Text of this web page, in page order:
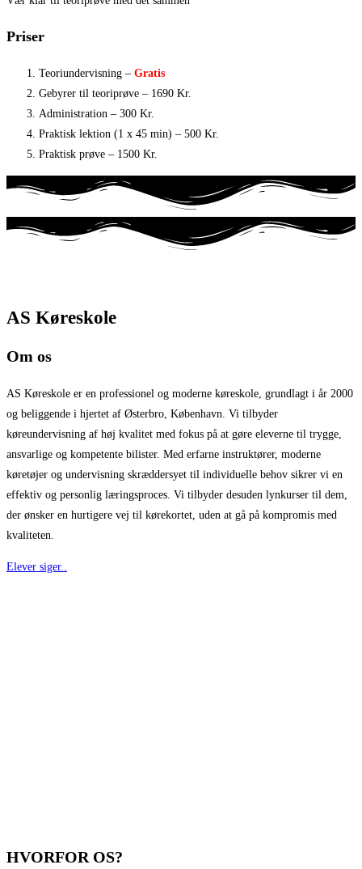
Priser
Teoriundervisning – Gratis
Gebyrer til teoriprøve – 1690 Kr.
Administration – 300 Kr.
Praktisk lektion (1 x 45 min) – 500 Kr.
Praktisk prøve – 1500 Kr.
AS Køreskole
Om os
AS Køreskole er en professionel og moderne køreskole, grundlagt i år 2000
og beliggende i hjertet af Østerbro, København. Vi tilbyder
køreundervisning af høj kvalitet med fokus på at gøre eleverne til trygge,
ansvarlige og kompetente bilister. Med erfarne instruktører, moderne
køretøjer og undervisning skræddersyet til individuelle behov sikrer vi en
effektiv og personlig læringsproces. Vi tilbyder desuden lynkurser til dem,
der ønsker en hurtigere vej til kørekortet, uden at gå på kompromis med
kvaliteten.
Elever siger..
HVORFOR OS?